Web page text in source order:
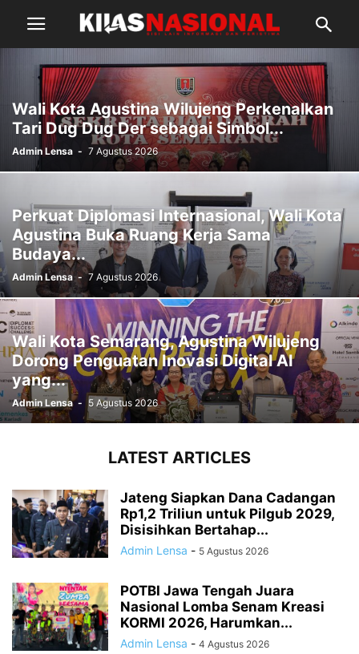
Wali Kota Agustina Wilujeng Perkenalkan
Tari Dug Dug Der sebagai Simbol...
Admin Lensa - 7 Agustus 2026
Perkuat Diplomasi Internasional, Wali Kota
Agustina Buka Ruang Kerja Sama
Budaya...
Admin Lensa - 7 Agustus 2026
Wali Kota Semarang, Agustina Wilujeng
Dorong Penguatan Inovasi Digital AI
yang...
Admin Lensa - 5 Agustus 2026
LATEST ARTICLES
Jateng Siapkan Dana Cadangan
Rp1,2 Triliun untuk Pilgub 2029,
Disisihkan Bertahap...
Admin Lensa - 5 Agustus 2026
POTBI Jawa Tengah Juara
Nasional Lomba Senam Kreasi
KORMI 2026, Harumkan...
Admin Lensa - 4 Agustus 2026